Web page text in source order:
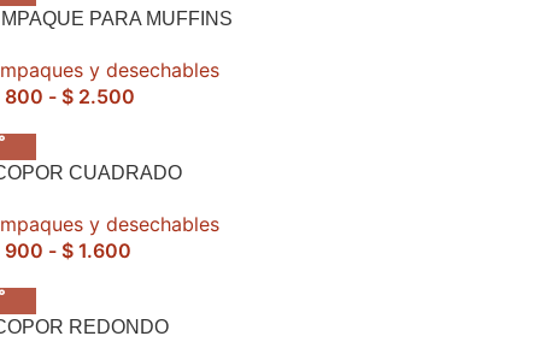
PARA MUFFINS
y desechables
800 - $ 2.500
CUADRADO
y desechables
900 - $ 1.600
REDONDO